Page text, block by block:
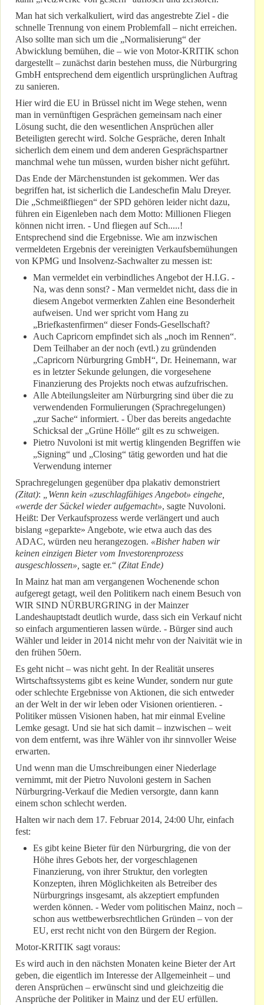
Man hat sich verkalkuliert, wird das angestrebte Ziel - die
schnelle Trennung von einem Problemfall – nicht erreichen.
Also sollte man sich um die „Normalisierung“ der
Abwicklung bemühen, die – wie von Motor-KRITIK schon
dargestellt – zunächst darin bestehen muss, die Nürburgring
GmbH entsprechend dem eigentlich ursprünglichen Auftrag
zu sanieren.
Hier wird die EU in Brüssel nicht im Wege stehen, wenn
man in vernünftigen Gesprächen gemeinsam nach einer
Lösung sucht, die den wesentlichen Ansprüchen aller
Beteiligten gerecht wird. Solche Gespräche, deren Inhalt
sicherlich dem einem und dem anderen Gesprächspartner
manchmal wehe tun müssen, wurden bisher nicht geführt.
Das Ende der Märchenstunden ist gekommen. Wer das
begriffen hat, ist sicherlich die Landeschefin Malu Dreyer.
Die „Schmeißfliegen“ der SPD gehören leider nicht dazu,
führen ein Eigenleben nach dem Motto: Millionen Fliegen
können nicht irren. - Und fliegen auf Sch.....!
Entsprechend sind die Ergebnisse. Wie am inzwischen
vermeldeten Ergebnis der vereinigten Verkaufsbemühungen
von KPMG und Insolvenz-Sachwalter zu messen ist:
Man vermeldet ein verbindliches Angebot der H.I.G. -
Na, was denn sonst? - Man vermeldet nicht, dass die in
diesem Angebot vermerkten Zahlen eine Besonderheit
aufweisen. Und wer spricht vom Hang zu
„Briefkastenfirmen“ dieser Fonds-Gesellschaft?
Auch Capricorn empfindet sich als „noch im Rennen“.
Dem Teilhaber an der noch (evtl.) zu gründenden
„Capricorn Nürburgring GmbH“, Dr. Heinemann, war
es in letzter Sekunde gelungen, die vorgesehene
Finanzierung des Projekts noch etwas aufzufrischen.
Alle Abteilungsleiter am Nürburgring sind über die zu
verwendenden Formulierungen (Sprachregelungen)
„zur Sache“ informiert. - Über das bereits angedachte
Schicksal der „Grüne Hölle“ gilt es zu schweigen.
Pietro Nuvoloni ist mit wertig klingenden Begriffen wie
„Signing“ und „Closing“ tätig geworden und hat die
Verwendung interner
Sprachregelungen gegenüber dpa plakativ demonstriert
(Zitat):
„Wenn kein «zuschlagfähiges Angebot» eingehe,
«werde der Säckel wieder aufgemacht», sagte Nuvoloni.
Heißt: Der Verkaufsprozess werde verlängert und auch
bislang «geparkte» Angebote, wie etwa auch das des
ADAC, würden neu herangezogen. «Bisher haben wir
keinen einzigen Bieter vom Investorenprozess
ausgeschlossen», sagte er.“ (Zitat Ende)
In Mainz hat man am vergangenen Wochenende schon
aufgeregt getagt, weil den Politikern nach einem Besuch von
WIR SIND NÜRBURGRING in der Mainzer
Landeshauptstadt deutlich wurde, dass sich ein Verkauf nicht
so einfach argumentieren lassen würde. - Bürger sind auch
Wähler und leider in 2014 nicht mehr von der Naivität wie in
den frühen 50ern.
Es geht nicht – was nicht geht. In der Realität unseres
Wirtschaftssystems gibt es keine Wunder, sondern nur gute
oder schlechte Ergebnisse von Aktionen, die sich entweder
an der Welt in der wir leben oder Visionen orientieren. -
Politiker müssen Visionen haben, hat mir einmal Eveline
Lemke gesagt. Und sie hat sich damit – inzwischen – weit
von dem entfernt, was ihre Wähler von ihr sinnvoller Weise
erwarten.
Und wenn man die Umschreibungen einer Niederlage
vernimmt, mit der Pietro Nuvoloni gestern in Sachen
Nürburgring-Verkauf die Medien versorgte, dann kann
einem schon schlecht werden.
Halten wir nach dem 17. Februar 2014, 24:00 Uhr, einfach
fest:
Es gibt keine Bieter für den Nürburgring, die von der
Höhe ihres Gebots her, der vorgeschlagenen
Finanzierung, von ihrer Struktur, den vorlegten
Konzepten, ihren Möglichkeiten als Betreiber des
Nürburgrings insgesamt, als akzeptiert empfunden
werden können. - Weder vom politischen Mainz, noch –
schon aus wettbewerbsrechtlichen Gründen – von der
EU, erst recht nicht von den Bürgern der Region.
Motor-KRITIK sagt voraus:
Es wird auch in den nächsten Monaten keine Bieter der Art
geben, die eigentlich im Interesse der Allgemeinheit – und
deren Ansprüchen – erwünscht sind und gleichzeitig die
Ansprüche der Politiker in Mainz und der EU erfüllen.